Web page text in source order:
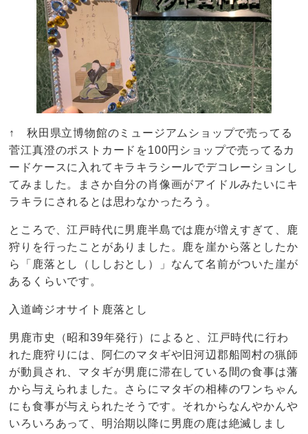
↑ 秋田県立博物館のミュージアムショップで売ってる
菅江真澄のポストカードを100円ショップで売ってるカ
ードケースに入れてキラキラシールでデコレーションし
てみました。まさか自分の肖像画がアイドルみたいにキ
ラキラにされるとは思わなかったろう。
ところで、江戸時代に男鹿半島では鹿が増えすぎて、鹿
狩りを行ったことがありました。鹿を崖から落としたか
ら「鹿落とし（ししおとし）」なんて名前がついた崖が
あるくらいです。
入道崎ジオサイト鹿落とし
男鹿市史（昭和39年発行）によると、江戸時代に行わ
れた鹿狩りには、阿仁のマタギや旧河辺郡船岡村の猟師
が動員され、マタギが男鹿に滞在している間の食事は藩
から与えられました。さらにマタギの相棒のワンちゃん
にも食事が与えられたそうです。それからなんやかんや
いろいろあって、明治期以降に男鹿の鹿は絶滅しまし